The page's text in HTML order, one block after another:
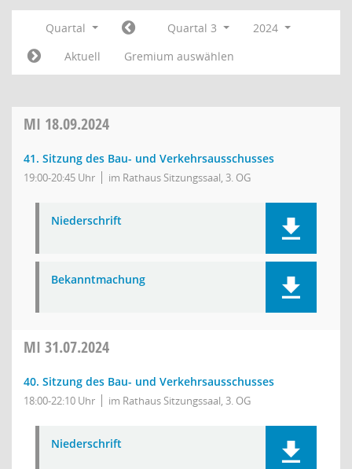
Quartal Quartal 3
2024
Aktuell
Gremium auswählen
MI 18.09.2024
41. Sitzung des Bau- und Verkehrsausschusses
19:00-20:45 Uhr im Rathaus Sitzungssaal, 3. OG
Niederschrift
Bekanntmachung
MI 31.07.2024
40. Sitzung des Bau- und Verkehrsausschusses
18:00-22:10 Uhr im Rathaus Sitzungssaal, 3. OG
Niederschrift